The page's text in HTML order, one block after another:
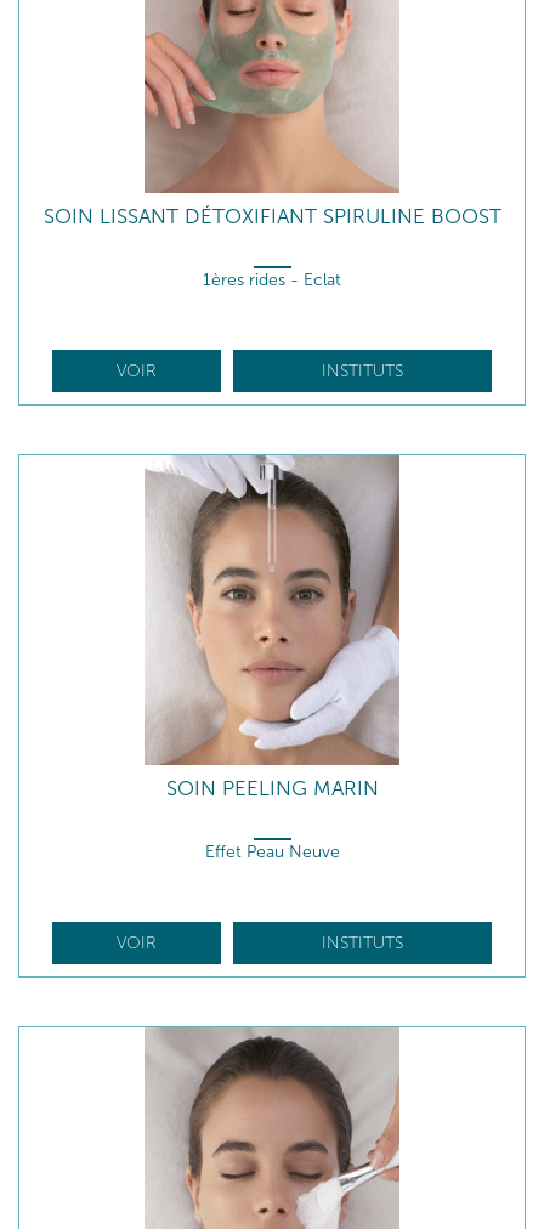
SOIN LISSANT DÉTOXIFIANT SPIRULINE BOOST
1ères rides - Eclat
VOIR INSTITUTS
SOIN PEELING MARIN
Effet Peau Neuve
VOIR INSTITUTS